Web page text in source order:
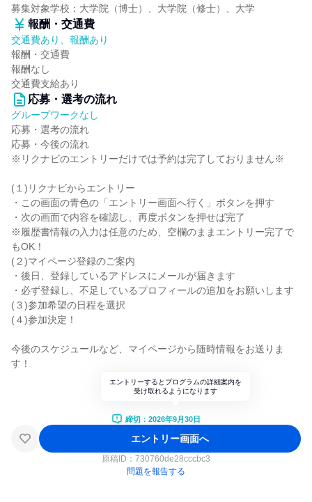
募集対象学校：大学院（博士）、大学院（修士）、大学
報酬・交通費
交通費あり、報酬あり
報酬・交通費
報酬なし
交通費支給あり
応募・選考の流れ
グループワークなし
応募・選考の流れ
応募・今後の流れ
※リクナビのエントリーだけでは予約は完了しておりません※
(１)リクナビからエントリー
・この画面の青色の「エントリー画面へ行く」ボタンを押す
・次の画面で内容を確認し、再度ボタンを押せば完了
※履歴書情報の入力は任意のため、空欄のままエントリー完了で
もOK！
(２)マイページ登録のご案内
・後日、登録しているアドレスにメールが届きます
・必ず登録し、不足しているプロフィールの追加をお願いします
(３)参加希望の日程を選択
(４)参加決定！
今後のスケジュールなど、マイページから随時情報をお送りま
す！
エントリーするとプログラムの詳細案内を
受け取れるようになります
締切：2026年9月30日
エントリー画面へ
原稿ID： 730760de28cccbc3
問題を報告する